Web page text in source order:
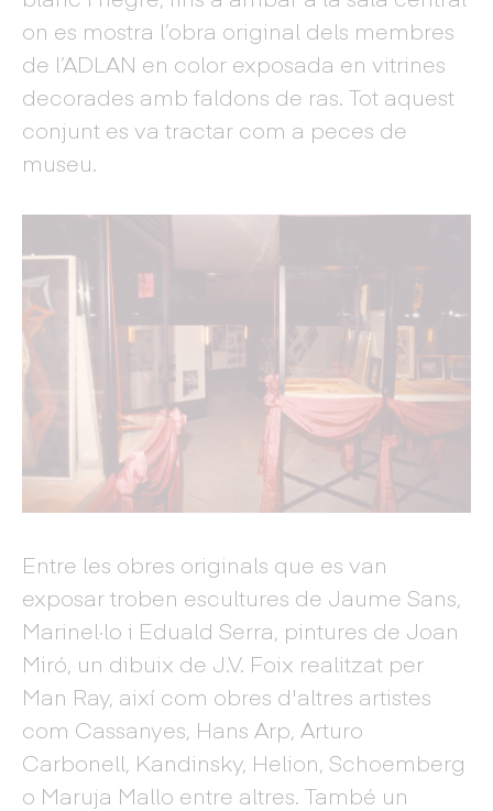
on es mostra l’obra original dels membres
de l’ADLAN en color exposada en vitrines
decorades amb faldons de ras. Tot aquest
conjunt es va tractar com a peces de
museu.
Entre les obres originals que es van
exposar troben escultures de Jaume Sans,
Marinel·lo i Eduald Serra, pintures de Joan
Miró, un dibuix de J.V. Foix realitzat per
Man Ray, així com obres d'altres artistes
com Cassanyes, Hans Arp, Arturo
Carbonell, Kandinsky, Helion, Schoemberg
o Maruja Mallo entre altres. També un